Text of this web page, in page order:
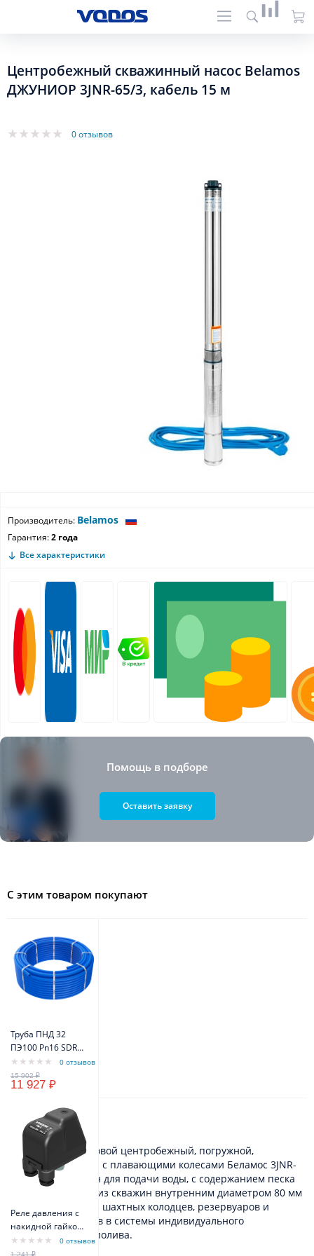
Центробежный скважинный насос Belamos
ДЖУНИОР 3JNR-65/3, кабель 15 м
0 отзывов
Производитель: Belamos
Гарантия:2 года
Все характеристики
Помощь в подборе
Оставить заявку
С этим товаром покупают
Труба ПНД 32
ПЭ100 Pn16 SDR11
(бухта 100м)
(синий цвет)
VODOS Standart
0 отзывов
11 927 ₽
Реле давления с
накидной гайкой
VODOS PM/5 1/4" -
FG 16A(10A) IP44
0 отзывов
Описание
Электронасос бытовой центробежный, погружной,
многоступенчатый c плавающими колесами Беламос 3JNR-
65/3 предназначен для подачи воды, с содержанием песка
не более 180 г/м3, из скважин внутренним диаметром 80 мм
и более, а также из шахтных колодцев, резервуаров и
открытых водоемов в системы индивидуального
водоснабжения и полива.